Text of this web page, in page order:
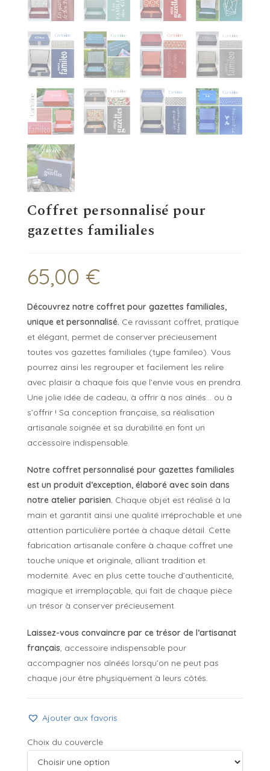
Coffret personnalisé pour
gazettes familiales
65,00 €
Découvrez notre coffret pour gazettes familiales,
unique et personnalisé. Ce ravissant coffret, pratique
et élégant, permet de conserver précieusement
toutes vos gazettes familiales (type famileo). Vous
pourrez ainsi les regrouper et facilement les relire
avec plaisir à chaque fois que l’envie vous en prendra.
Une jolie idée de cadeau, à offrir à nos aînés… ou à
s’offrir ! Sa conception française, sa réalisation
artisanale soignée et sa durabilité en font un
accessoire indispensable.
Notre coffret personnalisé pour gazettes familiales
est un produit d’exception, élaboré avec soin dans
notre atelier parisien. Chaque objet est réalisé à la
main et garantit ainsi une qualité irréprochable et une
attention particulière portée à chaque détail. Cette
fabrication artisanale confère à chaque coffret une
touche unique et originale, alliant tradition et
modernité. Avec en plus cette touche d’authenticité,
magique et irremplaçable, qui fait de chaque pièce
un trésor à conserver précieusement.
Laissez-vous convaincre par ce trésor de l’artisanat
français, accessoire indispensable pour
accompagner nos aînéés lorsqu’on ne peut pas
chaque jour être physiquement à leurs côtés.
Ajouter aux favoris
Choix du couvercle